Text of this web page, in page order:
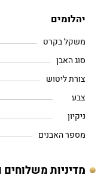
יהלומים
משקל בקרט
סוג האבן
צורת ליטוש
צבע
ניקיון
מספר האבנים
מדיניות משלוחים